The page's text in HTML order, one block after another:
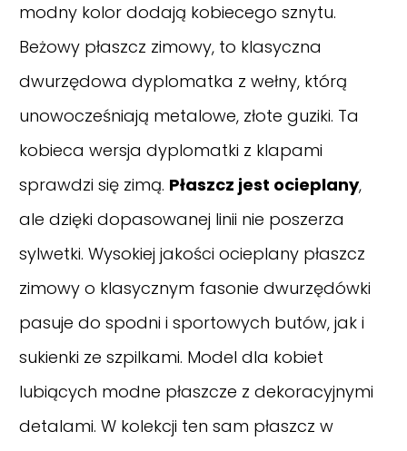
modny kolor dodają kobiecego sznytu.
Beżowy płaszcz zimowy, to klasyczna
dwurzędowa dyplomatka z wełny, którą
unowocześniają metalowe, złote guziki. Ta
kobieca wersja dyplomatki z klapami
sprawdzi się zimą. Płaszcz jest ocieplany,
ale dzięki dopasowanej linii nie poszerza
sylwetki. Wysokiej jakości ocieplany płaszcz
zimowy o klasycznym fasonie dwurzędówki
pasuje do spodni i sportowych butów, jak i
sukienki ze szpilkami. Model dla kobiet
lubiących modne płaszcze z dekoracyjnymi
detalami. W kolekcji ten sam płaszcz w